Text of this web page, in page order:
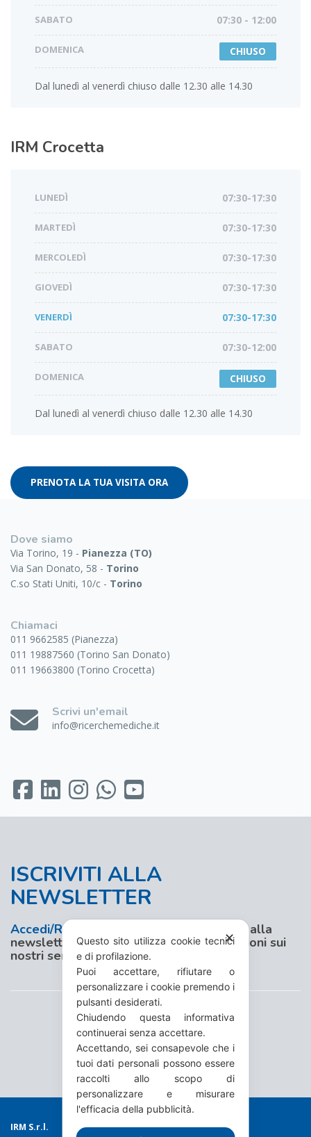
SABATO 07:30 - 12:00
DOMENICA CHIUSO
Dal lunedì al venerdì chiuso dalle 12.30 alle 14.30
IRM Crocetta
LUNEDÌ 07:30-17:30
MARTEDÌ 07:30-17:30
MERCOLEDÌ 07:30-17:30
GIOVEDÌ 07:30-17:30
VENERDÌ 07:30-17:30
SABATO 07:30-12:00
DOMENICA CHIUSO
Dal lunedì al venerdì chiuso dalle 12.30 alle 14.30
PRENOTA LA TUA VISITA ORA
Dove siamo
Via Torino, 19 - Pianezza (TO)
Via San Donato, 58 - Torino
C.so Stati Uniti, 10/c - Torino
Chiamaci
011 9662585 (Pianezza)
011 19887560 (Torino San Donato)
011 19663800 (Torino Crocetta)
Scrivi un'email
info@ricerchemediche.it
ISCRIVITI ALLA
NEWSLETTER
Accedi/Registrati al nostro sito e iscriviti alla
newsletter per aggiornamenti e promozioni sui
nostri servizi
IRM S.r.l.
✕
Questo sito utilizza cookie tecnici
e di profilazione.
Puoi accettare, rifiutare o
personalizzare i cookie premendo i
pulsanti desiderati.
Chiudendo questa informativa
continuerai senza accettare.
Accettando, sei consapevole che i
tuoi dati personali possono essere
raccolti allo scopo di
personalizzare e misurare
l'efficacia della pubblicità.